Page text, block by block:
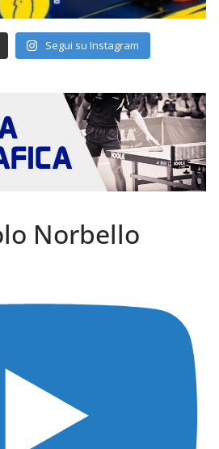
Segui su Instagram
Norbello